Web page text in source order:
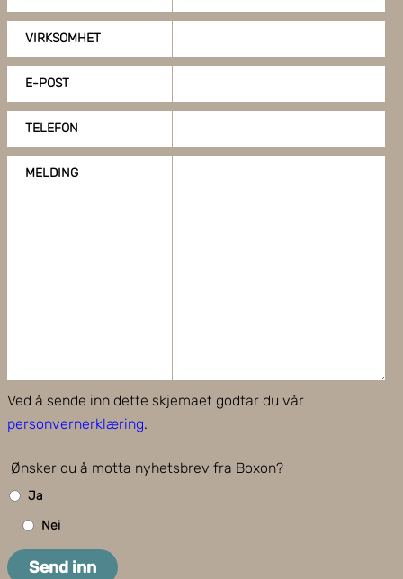
VIRKSOMHET
E-POST
TELEFON
MELDING
Ved å sende inn dette skjemaet godtar du vår
personvernerklæring.
Ønsker du å motta nyhetsbrev fra Boxon?
Ja
Nei
Send inn